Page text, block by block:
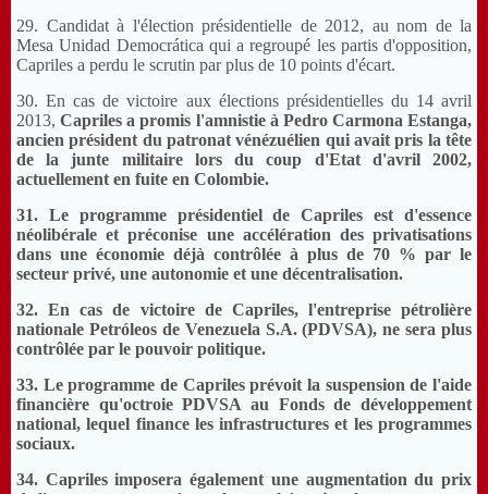
29. Candidat à l'élection présidentielle de 2012, au nom de la
Mesa Unidad Democrática qui a regroupé les partis d'opposition,
Capriles a perdu le scrutin par plus de 10 points d'écart.
30. En cas de victoire aux élections présidentielles du 14 avril
2013, Capriles a promis l'amnistie à Pedro Carmona Estanga,
ancien président du patronat vénézuélien qui avait pris la tête
de la junte militaire lors du coup d'Etat d'avril 2002,
actuellement en fuite en Colombie.
31. Le programme présidentiel de Capriles est d'essence
néolibérale et préconise une accélération des privatisations
dans une économie déjà contrôlée à plus de 70 % par le
secteur privé, une autonomie et une décentralisation.
32. En cas de victoire de Capriles, l'entreprise pétrolière
nationale Petróleos de Venezuela S.A. (PDVSA), ne sera plus
contrôlée par le pouvoir politique.
33. Le programme de Capriles prévoit la suspension de l'aide
financière qu'octroie PDVSA au Fonds de développement
national, lequel finance les infrastructures et les programmes
sociaux.
34. Capriles imposera également une augmentation du prix